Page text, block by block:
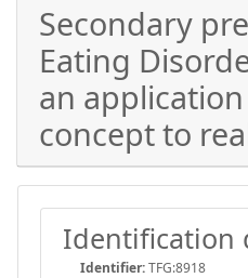
Secondary
Eating
an
concept to
Identification
Identifier:TFG:8918